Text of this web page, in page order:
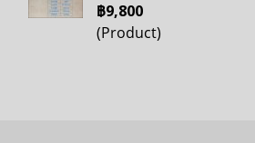
฿9,800
(Product)